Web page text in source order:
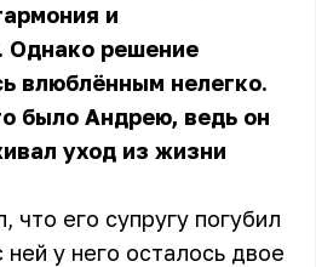
и
Однако решение
влюблённым нелегко.
было Андрею, ведь он
уход из жизни
что его супругу погубил
ней у него осталось двое